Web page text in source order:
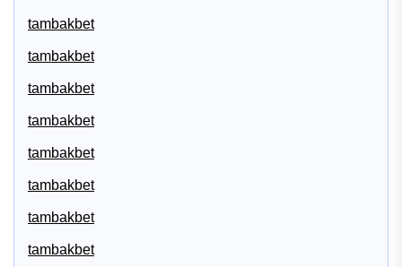
tambakbet
tambakbet
tambakbet
tambakbet
tambakbet
tambakbet
tambakbet
tambakbet